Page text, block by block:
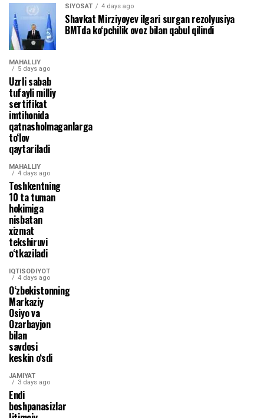
SIYOSAT 4 days ago
Shavkat Mirziyoyev ilgari surgan rezolyusiya
BMTda ko‘pchilik ovoz bilan qabul qilindi
MAHALLIY
5 days ago
Uzrli sabab
tufayli milliy
sertifikat
imtihonida
qatnasholmaganlarga
to‘lov
qaytariladi
MAHALLIY
4 days ago
Toshkentning
10 ta tuman
hokimiga
nisbatan
xizmat
tekshiruvi
o‘tkaziladi
IQTISODIYOT
4 days ago
O‘zbekistonning
Markaziy
Osiyo va
Ozarbayjon
bilan
savdosi
keskin o‘sdi
JAMIYAT
3 days ago
Endi
boshpanasizlar